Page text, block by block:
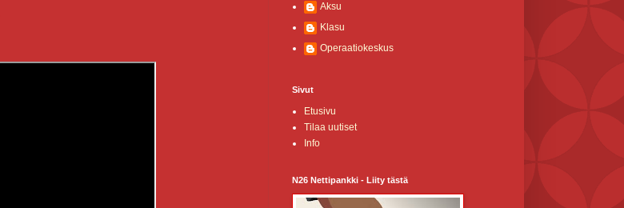
Aksu
Klasu
Operaatiokeskus
Sivut
Etusivu
Tilaa uutiset
Info
N26 Nettipankki - Liity tästä